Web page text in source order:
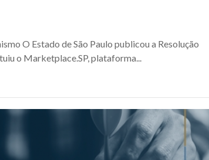
O Estado de São Paulo publicou a Resolução
o Marketplace.SP, plataforma...